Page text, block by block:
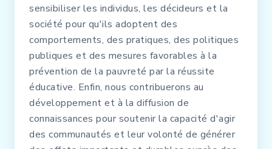
sensibiliser les individus, les décideurs et la
société pour qu'ils adoptent des
comportements, des pratiques, des politiques
publiques et des mesures favorables à la
prévention de la pauvreté par la réussite
éducative. Enfin, nous contribuerons au
développement et à la diffusion de
connaissances pour soutenir la capacité d'agir
des communautés et leur volonté de générer